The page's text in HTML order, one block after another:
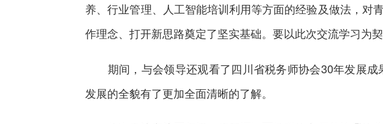
养、行业管理、人工智能培训利用等方面的经验及做法，对
作理念、打开新思路奠定了坚实基础。要以此次交流学习为
期间，与会领导还观看了四川省税务师协会30年发展成
发展的全貌有了更加全面清晰的了解。